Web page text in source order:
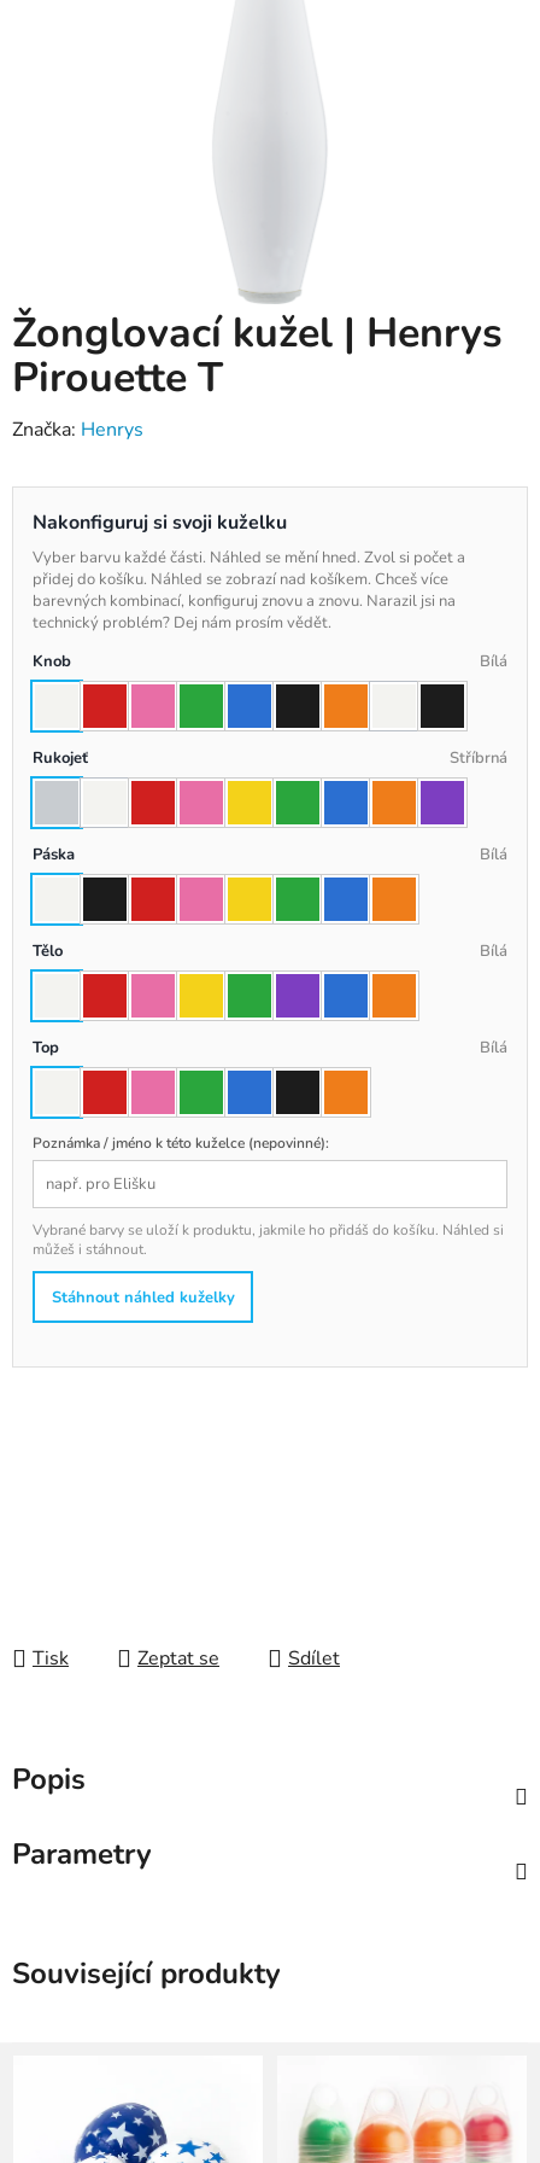
Nakonfiguruj si svoji kuželku
Vyber barvu každé části. Náhled se mění hned. Zvol si počet a
přidej do košíku. Náhled se zobrazí nad košíkem. Chceš více
barevných kombinací, konfiguruj znovu a znovu. Narazil jsi na
technický problém? Dej nám prosím vědět.
Knob
Bílá
Rukojeť Stříbrná
Páska Bílá
Tělo Bílá
Top Bílá
Poznámka / jméno k této kuželce (nepovinné):
Vybrané barvy se uloží k produktu, jakmile ho přidáš do košíku. Náhled si
můžeš i stáhnout.
Stáhnout náhled kuželky
Tisk Zeptat se Sdílet
Žonglovací kužel | Henrys
Pirouette T
Značka: Henrys
Popis
Parametry
Související produkty